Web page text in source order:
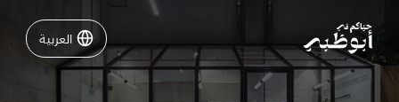
العربية
العربية